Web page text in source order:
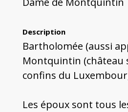
Description
Bartholomée (aussi
Montquintin (château
confins du
Les époux sont tous